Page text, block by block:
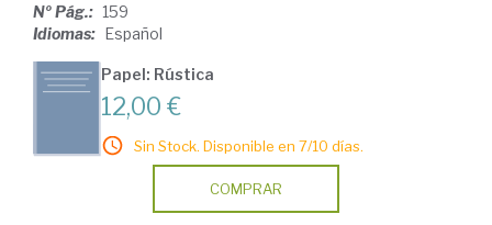
Nº Pág.: 159
Idiomas: Español
Papel: Rústica
12,00 €
Sin Stock. Disponible en 7/10 días.
COMPRAR